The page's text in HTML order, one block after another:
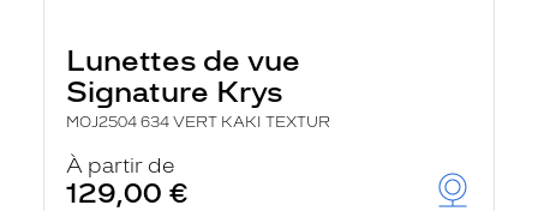
Lunettes de vue
Signature Krys
MOJ2504 634 VERT KAKI TEXTUR
À partir de
129,00 €